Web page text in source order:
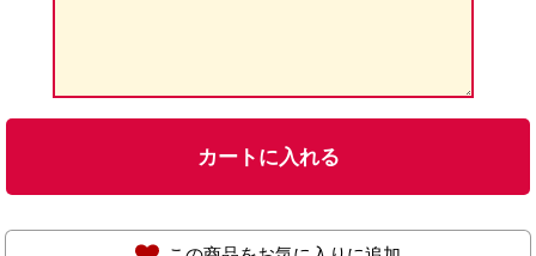
カートに入れる